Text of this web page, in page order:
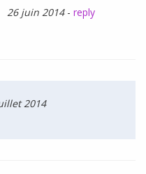
26 juin 2014 - reply
2014